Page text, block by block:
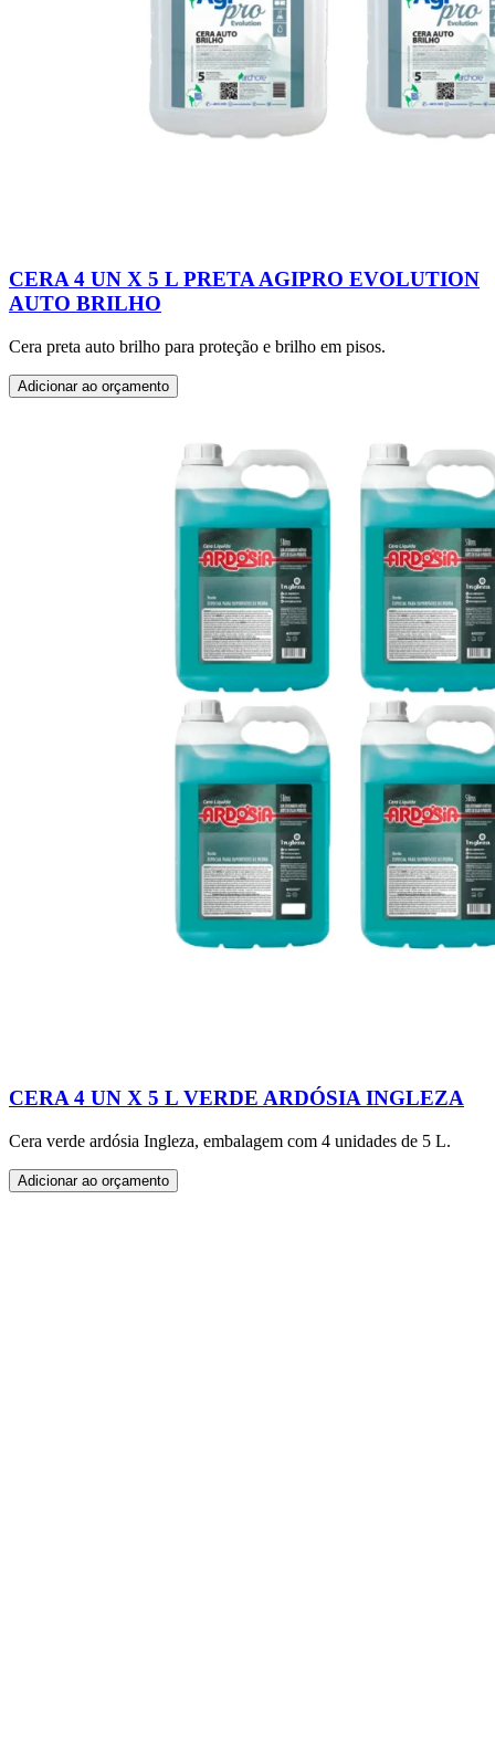
CERA 4 UN X 5 L PRETA AGIPRO EVOLUTION
AUTO BRILHO
Cera preta auto brilho para proteção e brilho em pisos.
Adicionar ao orçamento
CERA 4 UN X 5 L VERDE ARDÓSIA INGLEZA
Cera verde ardósia Ingleza, embalagem com 4 unidades de 5 L.
Adicionar ao orçamento